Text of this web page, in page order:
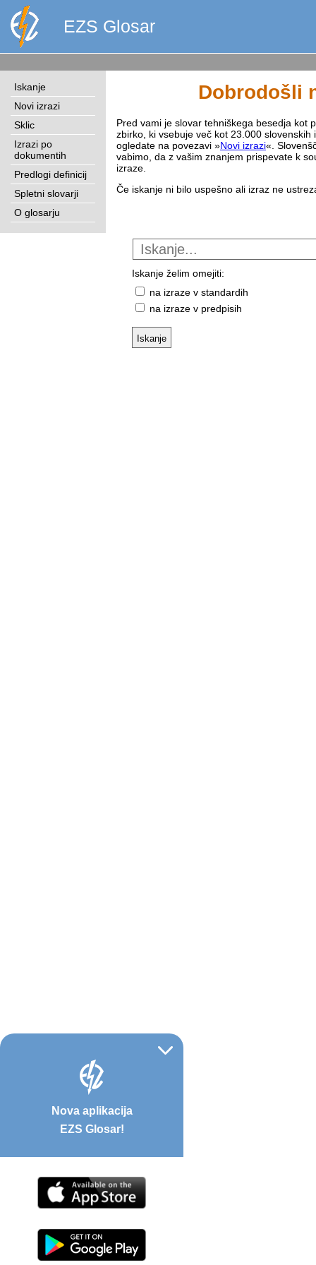
EZS Glosar
Iskanje
Novi izrazi
Sklic
Izrazi po
dokumentih
Predlogi definicij
Spletni slovarji
O glosarju
Dobrodošli
Pred vami je slovar tehniškega besedja kot
zbirko, ki vsebuje več kot 23.000
ogledate na povezavi »Novi izrazi«.
vabimo, da z vašim znanjem prispevate k
izraze.
Če iskanje ni bilo uspešno ali izraz ne
Iskanje želim omejiti:
na izraze v standardih
na izraze v predpisih
Nova aplikacija
EZS Glosar!